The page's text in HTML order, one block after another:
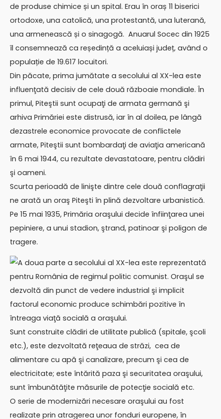
de produse chimice și un spital. Erau în oraș 11 biserici
ortodoxe, una catolică, una protestantă, una luterană,
una armenească și o sinagogă. Anuarul Socec din 1925
îl consemnează ca reședință a aceluiași județ, având o
populație de 19.617 locuitori.
Din păcate, prima jumătate a secolului al XX-lea este
influenţată decisiv de cele două războaie mondiale. În
primul, Piteştii sunt ocupaţi de armata germană şi
arhiva Primăriei este distrusă, iar în al doilea, pe lângă
dezastrele economice provocate de conflictele
armate, Piteştii sunt bombardaţi de aviaţia americană
în 6 mai 1944, cu rezultate devastatoare, pentru clădiri
şi oameni.
Scurta perioadă de linişte dintre cele două conflagraţii
ne arată un oraş Piteşti în plină dezvoltare urbanistică.
Pe 15 mai 1935, Primăria oraşului decide înfiinţarea unei
pepiniere, a unui stadion, ştrand, patinoar şi poligon de
tragere.
A doua parte a secolului al XX-lea este reprezentată
pentru România de regimul politic comunist. Oraşul se
dezvoltă din punct de vedere industrial şi implicit
factorul economic produce schimbări pozitive în
întreaga viaţă socială a oraşului.
Sunt construite clădiri de utilitate publică (spitale, şcoli
etc.), este dezvoltată reţeaua de străzi, cea de
alimentare cu apă şi canalizare, precum şi cea de
electricitate; este întărită paza şi securitatea oraşului,
sunt îmbunătăţite măsurile de potecţie socială etc.
O serie de modernizări necesare oraşului au fost
realizate prin atragerea unor fonduri europene, în